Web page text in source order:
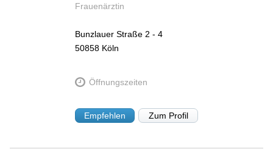
Frauenärztin
Bunzlauer Straße 2 - 4
50858 Köln
Öffnungszeiten
Empfehlen Zum Profil